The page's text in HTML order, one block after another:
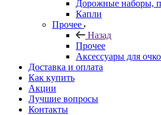
Дорожные наборы,
Капли
Прочее
Назад
Прочее
Аксессуары для
Доставка и оплата
Как купить
Акции
Лучшие вопросы
Контакты